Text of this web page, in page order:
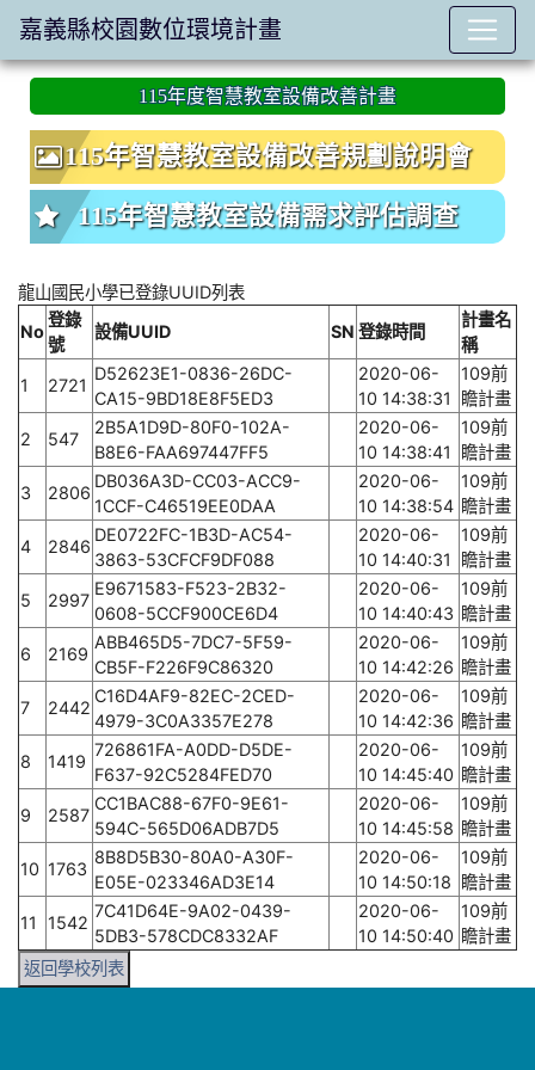
:::
115年度智慧教室設備改善計畫
115年智慧教室設備改善規劃說明會
115年智慧教室設備需求評估調查
龍山國民小學已登錄UUID列表
No
登錄
號
設備UUID SN 登錄時間
計畫名
稱
1
2721
D52623E1-0836-26DC-
CA15-9BD18E8F5ED3
2020-06-
10 14:38:31
109前
瞻計畫
2
547
2B5A1D9D-80F0-102A-
B8E6-FAA697447FF5
2020-06-
10 14:38:41
109前
瞻計畫
3
2806
DB036A3D-CC03-ACC9-
1CCF-C46519EE0DAA
2020-06-
10 14:38:54
109前
瞻計畫
4
2846
DE0722FC-1B3D-AC54-
3863-53CFCF9DF088
2020-06-
10 14:40:31
109前
瞻計畫
5
2997
E9671583-F523-2B32-
0608-5CCF900CE6D4
2020-06-
10 14:40:43
109前
瞻計畫
6
2169
ABB465D5-7DC7-5F59-
CB5F-F226F9C86320
2020-06-
10 14:42:26
109前
瞻計畫
7
2442
C16D4AF9-82EC-2CED-
4979-3C0A3357E278
2020-06-
10 14:42:36
109前
瞻計畫
8
1419
726861FA-A0DD-D5DE-
F637-92C5284FED70
2020-06-
10 14:45:40
109前
瞻計畫
9
2587
CC1BAC88-67F0-9E61-
594C-565D06ADB7D5
2020-06-
10 14:45:58
109前
瞻計畫
10 1763
8B8D5B30-80A0-A30F-
E05E-023346AD3E14
2020-06-
10 14:50:18
109前
瞻計畫
11
1542
7C41D64E-9A02-0439-
5DB3-578CDC8332AF
2020-06-
10 14:50:40
109前
瞻計畫
返回學校列表
嘉義縣校園數位環境計畫